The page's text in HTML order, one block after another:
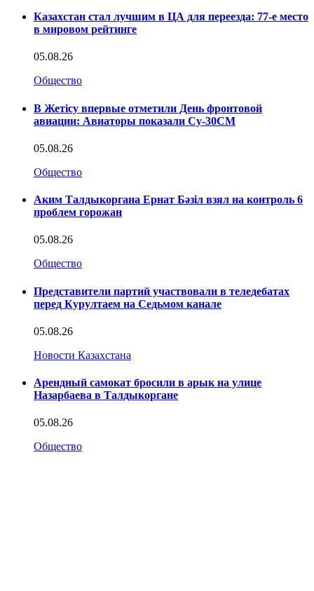
Казахстан стал лучшим в ЦА для переезда: 77-е место
в мировом рейтинге
05.08.26
Общество
В Жетісу впервые отметили День фронтовой
авиации: Авиаторы показали Су-30СМ
05.08.26
Общество
Аким Талдыкоргана Ернат Бәзіл взял на контроль 6
проблем горожан
05.08.26
Общество
Представители партий участвовали в теледебатах
перед Курултаем на Седьмом канале
05.08.26
Новости Казахстана
Арендный самокат бросили в арык на улице
Назарбаева в Талдыкоргане
05.08.26
Общество